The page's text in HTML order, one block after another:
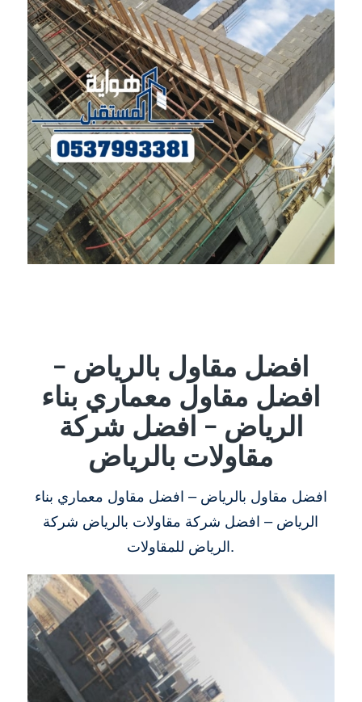
افضل مقاول بالرياض –
افضل مقاول معماري بناء
الرياض – افضل شركة
مقاولات بالرياض
افضل مقاول بالرياض – افضل مقاول معماري بناء
الرياض – افضل شركة مقاولات بالرياض شركة
الرياض للمقاولات.